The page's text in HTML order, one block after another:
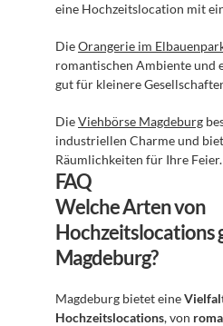
eine Hochzeitslocation mit
Die Orangerie im
romantischen Ambiente und
gut für kleinere
Die Viehbörse Magdeburg
industriellen Charme und
Räumlichkeiten für Ihre Feier.
FAQ
Welche Arten von
Hochzeitslocations
Magdeburg?
Magdeburg bietet eine
Hochzeitslocations, von